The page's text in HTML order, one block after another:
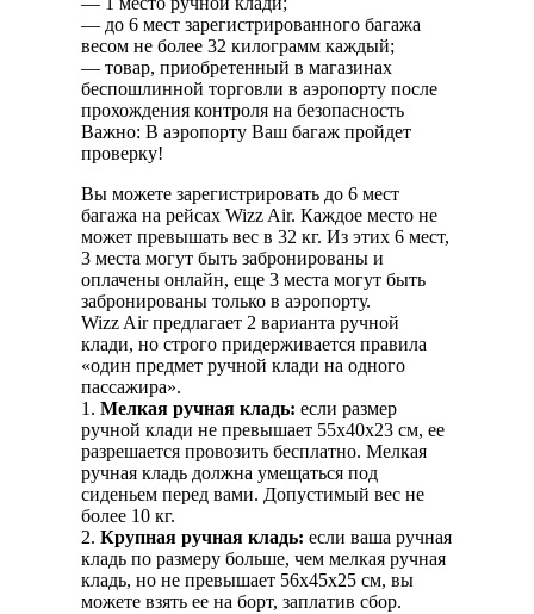
— до 6 мест зарегистрированного багажа
весом не более 32 килограмм каждый;
— товар, приобретенный в магазинах
беспошлинной торговли в аэропорту после
прохождения контроля на безопасность
Важно: В аэропорту Ваш багаж пройдет
проверку!
Вы можете зарегистрировать до 6 мест
багажа на рейсах Wizz Air. Каждое место не
может превышать вес в 32 кг. Из этих 6 мест,
3 места могут быть забронированы и
оплачены онлайн, еще 3 места могут быть
забронированы только в аэропорту.
Wizz Air предлагает 2 варианта ручной
клади, но строго придерживается правила
«один предмет ручной клади на одного
пассажира».
1. Мелкая ручная кладь: если размер
ручной клади не превышает 55x40x23 см, ее
разрешается провозить бесплатно. Мелкая
ручная кладь должна умещаться под
сиденьем перед вами. Допустимый вес не
более 10 кг.
2. Крупная ручная кладь: если ваша ручная
кладь по размеру больше, чем мелкая ручная
кладь, но не превышает 56x45x25 см, вы
можете взять ее на борт, заплатив сбор.